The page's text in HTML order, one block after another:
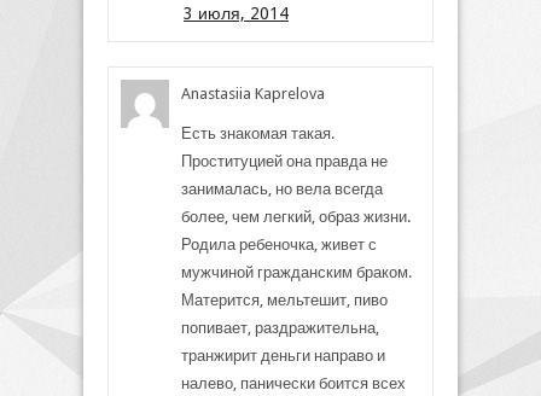
3 июля, 2014
Anastasiia Kaprelova
Есть знакомая такая.
Проституцией она правда не
занималась, но вела всегда
более, чем легкий, образ жизни.
Родила ребеночка, живет с
мужчиной гражданским браком.
Матерится, мельтешит, пиво
попивает, раздражительна,
транжирит деньги направо и
налево, панически боится всех